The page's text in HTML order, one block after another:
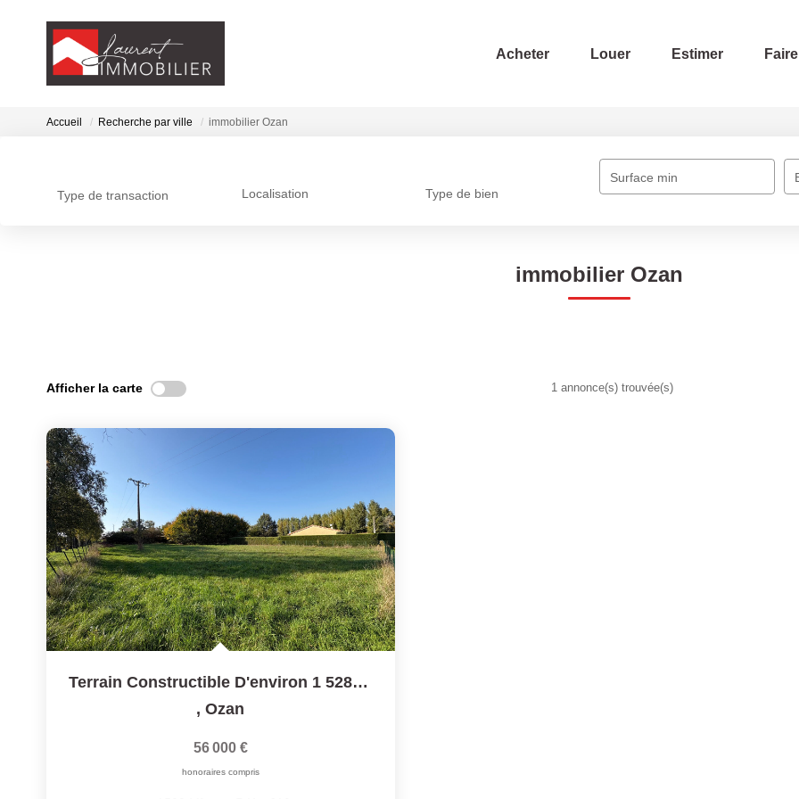
Acheter Louer Estimer
Accueil Recherche par ville immobilier Ozan
Type de transaction Localisation Type de bien
Surface min
immobilier Ozan
Afficher la carte 1 annonce(s) trouvée(s)
Terrain Constructible D'environ 1 528 M², Secteur Calme -...
,Ozan
56 000 €
honoraires compris